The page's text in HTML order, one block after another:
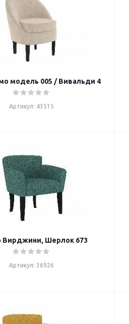
модель 005 / Вивальди 4
Артикул: 43515
Вирджини, Шерлок 673
Артикул: 36926